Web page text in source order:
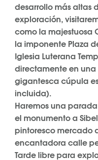
desarrollo más altas
exploración,
como la majestuosa
la imponente Plaza
Iglesia Luterana
directamente en
gigantesca cúpula
incluida).
Haremos una
el monumento a
pintoresco mercado
encantadora calle
Tarde libre para